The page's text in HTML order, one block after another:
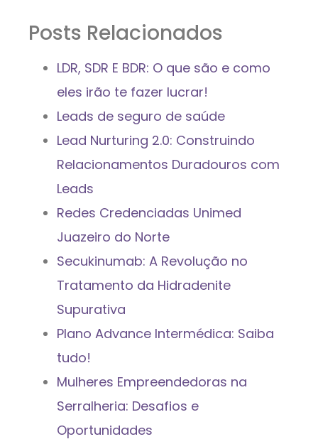
Posts Relacionados
LDR, SDR E BDR: O que são e como
eles irão te fazer lucrar!
Leads de seguro de saúde
Lead Nurturing 2.0: Construindo
Relacionamentos Duradouros com
Leads
Redes Credenciadas Unimed
Juazeiro do Norte
Secukinumab: A Revolução no
Tratamento da Hidradenite
Supurativa
Plano Advance Intermédica: Saiba
tudo!
Mulheres Empreendedoras na
Serralheria: Desafios e
Oportunidades